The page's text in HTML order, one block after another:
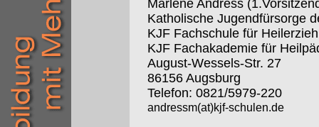
Marlene Andress
Katholische Jugendfürsorge
KJF Fachschule für
KJF Fachakademie für
August-Wessels-Str. 27
86156 Augsburg
Telefon: 0821/5979-220
andressm(at)kjf-schulen.de